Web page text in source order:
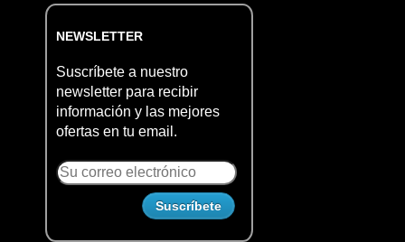
NEWSLETTER
Suscríbete a nuestro
newsletter para recibir
información y las mejores
ofertas en tu email.